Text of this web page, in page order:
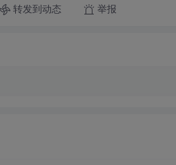
转发到动态 举报